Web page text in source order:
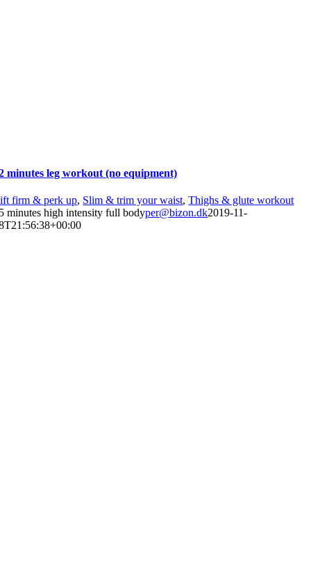
minutes leg workout (no equipment)
firm & perk up, Slim & trim your waist,Thighs & glute workout
minutes high intensity full bodyper@bizon.dk2019-11-